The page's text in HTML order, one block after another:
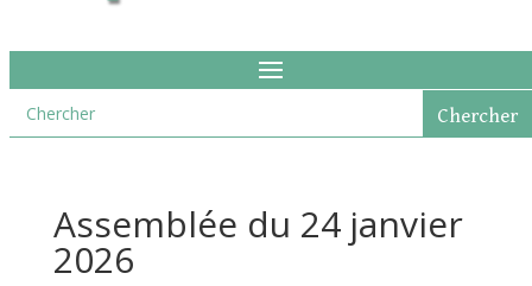
Assemblée du 24 janvier
2026